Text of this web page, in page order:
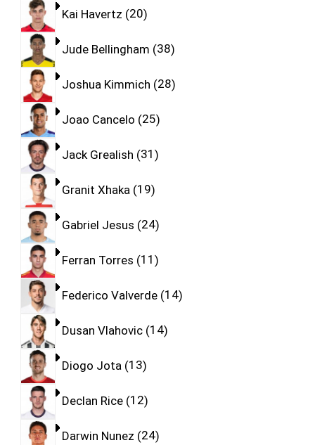
Kai Havertz 20
Jude Bellingham 38
Joshua Kimmich 28
Joao Cancelo 25
Jack Grealish 31
Granit Xhaka 19
Gabriel Jesus 24
Ferran Torres 11
Federico Valverde 14
Dusan Vlahovic 14
Diogo Jota 13
Declan Rice 12
Darwin Nunez 24